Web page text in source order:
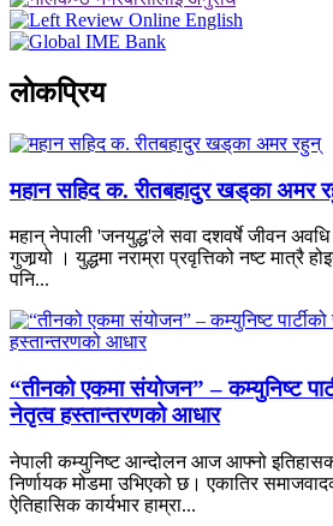
लाेकप्रिय
महान सहिद क. रीतबहादुर खड्‌का अमर
महान् नेपाली 'जनयुद्ध'ले सवा दशवर्षे जीवन
गुजार्‍यो । युद्धमा नराम्रा प्रवृत्तिको नष्ट मात्रै
पनि...
“तीनको एकमा संयोजन” – कम्युनिष्ट
नेतृत्व हस्तान्तरणको आधार
नेपाली कम्युनिष्ट आन्दोलन आज आफ्नो
निर्णायक मोडमा उभिएको छ। एकातिर
ऐतिहासिक कार्यभार हाम्रा...